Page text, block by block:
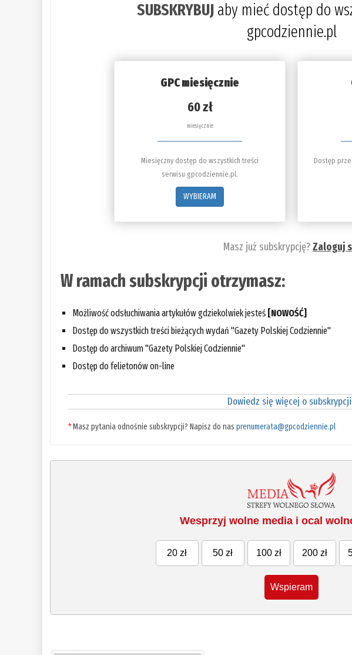
SUBSKRYBUJaby mieć dostęp do
gpcodziennie.pl
GPC miesięcznie
60 zł
miesięcznie
Miesięczny dostęp do wszystkich treści
serwisu gpcodziennie.pl.
WYBIERAM
Dostęp
Masz już subskrypcję?Zaloguj
W ramach subskrypcji otrzymasz:
Możliwość odsłuchiwania artykułów gdziekolwiek jesteś [NOWOŚĆ]
Dostęp do wszystkich treści bieżących wydań "Gazety Polskiej Codziennie"
Dostęp do archiwum "Gazety Polskiej Codziennie"
Dostęp do felietonów on-line
Dowiedz się więcej o subskrypcji
*Masz pytania odnośnie subskrypcji? Napisz do nasprenumerata@gpcodziennie.pl
Wesprzyj wolne media i ocal
20 zł 50 zł 100 zł 200 zł
Wspieram